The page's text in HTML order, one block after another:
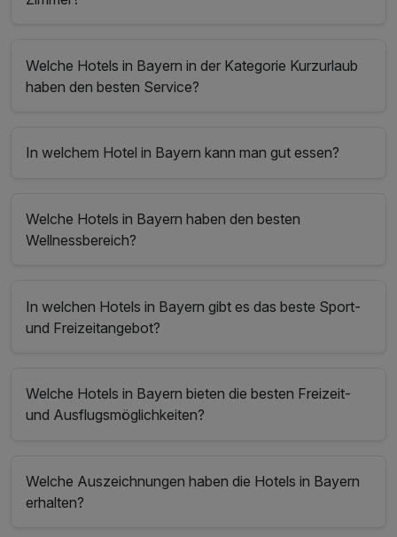
Welche Hotels in Bayern in der Kategorie Kurzurlaub
haben den besten Service?
In welchem Hotel in Bayern kann man gut essen?
Welche Hotels in Bayern haben den besten
Wellnessbereich?
In welchen Hotels in Bayern gibt es das beste Sport-
und Freizeitangebot?
Welche Hotels in Bayern bieten die besten Freizeit-
und Ausflugsmöglichkeiten?
Welche Auszeichnungen haben die Hotels in Bayern
erhalten?